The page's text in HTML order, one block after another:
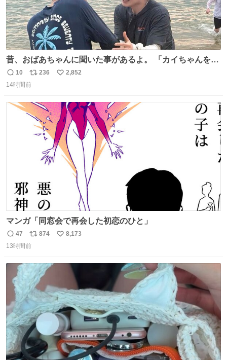
昔、おばあちゃんに聞いた事があるよ。 「カイちゃんをい
じめると、アイツが海から上がって来るぞ。」って。
返
信
10
リ
ポ
ト
数
236
い
数
2,852
14時間前
マンガ「同窓会で再会した初恋のひと」
返
信
47
リ
ポ
ト
数
874
い
8,173
13時間前